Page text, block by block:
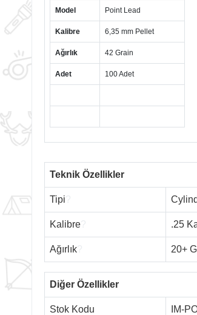
Model Point Lead
Kalibre 6,35 mm Pellet
Ağırlık 42 Grain
Adet 100 Adet
Teknik Özellikler
Tipi
Kalibre .25
Ağırlık 20+
Diğer Özellikler
Stok Kodu IM-